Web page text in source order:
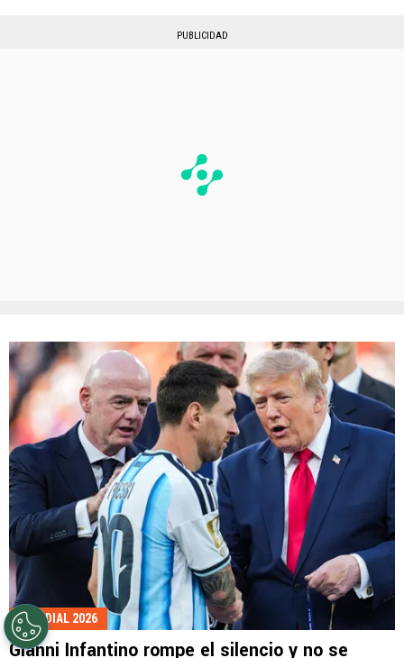
PUBLICIDAD
MUNDIAL 2026
Gianni Infantino rompe el silencio y no se